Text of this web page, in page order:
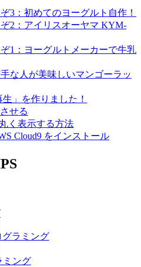
3：初めてのヨーグルト自作！
2：アイリスオーヤマ KYM-
1：ヨーグルトメーカーで牛乳
な人が美味しいマンゴーラッ
」を作りました！
せる
く表示する方法
Cloud9 をインストール
グラミング
ミング